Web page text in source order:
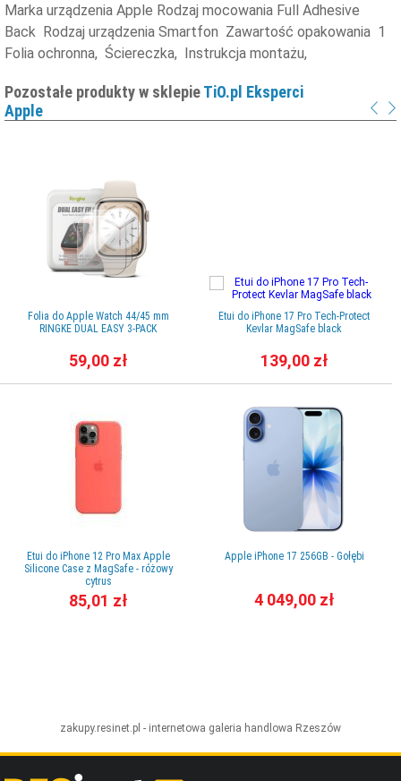
Marka urządzenia Apple Rodzaj mocowania Full Adhesive
Back Rodzaj urządzenia Smartfon Zawartość opakowania 1
Folia ochronna, Ściereczka, Instrukcja montażu,
Pozostałe produkty w sklepieTiO.pl Eksperci
Apple
Folia do Apple Watch 44/45 mm
RINGKE DUAL EASY 3-PACK
59,00 zł
Etui do iPhone 12 Pro Max Apple
Silicone Case z MagSafe - różowy
cytrus
85,01 zł
Etui do iPhone 17 Pro Tech-Protect
Kevlar MagSafe black
139,00 zł
Apple iPhone 17 256GB - Gołębi
4 049,00 zł
zakupy.resinet.pl - internetowa galeria handlowa Rzeszów